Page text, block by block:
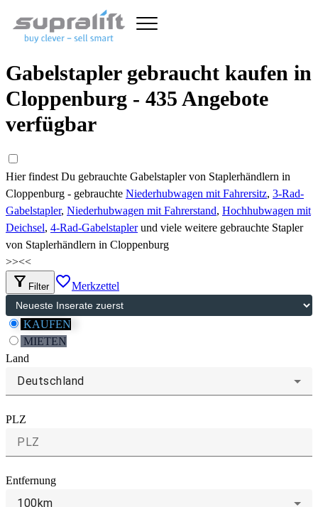
Gabelstapler gebraucht kaufen in
Cloppenburg - 435 Angebote
verfügbar
Hier findest Du gebrauchte Gabelstapler von Staplerhändlern in
Cloppenburg - gebrauchte Niederhubwagen mit Fahrersitz, 3-Rad-
Gabelstapler, Niederhubwagen mit Fahrerstand, Hochhubwagen mit
Deichsel, 4-Rad-Gabelstaplerund viele weitere gebrauchte Stapler
von Staplerhändlern in Cloppenburg
>><<
filter_alt Filter favorite_borderMerkzettel
KAUFEN
MIETEN
Land
Deutschland
PLZ
Entfernung
100km